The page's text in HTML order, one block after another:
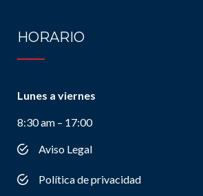
HORARIO
Lunes a viernes
8:30 am – 17:00
Aviso Legal
Política de privacidad